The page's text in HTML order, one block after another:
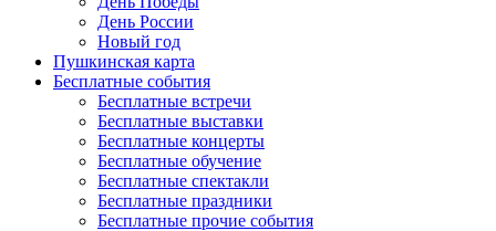
День России
Новый год
Пушкинская карта
Бесплатные события
Бесплатные встречи
Бесплатные выставки
Бесплатные концерты
Бесплатные обучение
Бесплатные спектакли
Бесплатные праздники
Бесплатные прочие события